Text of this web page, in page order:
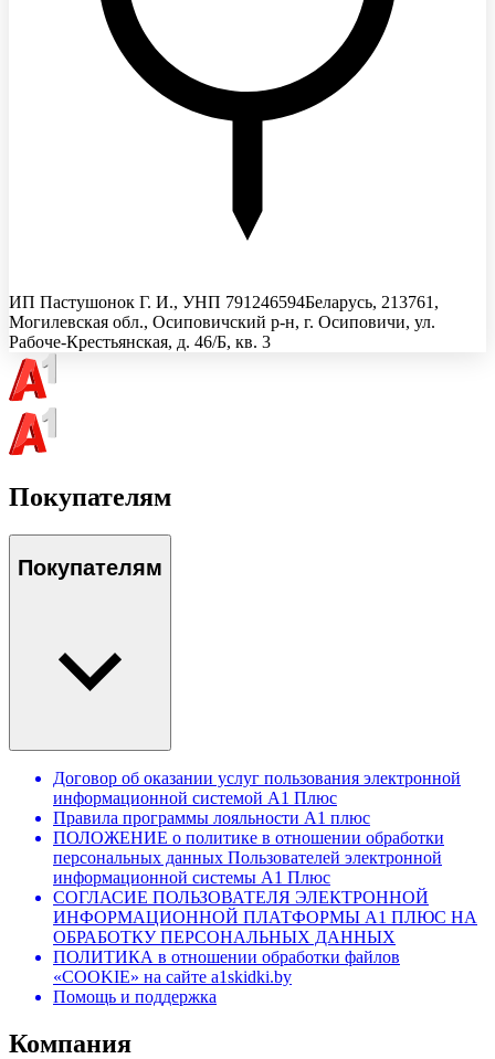
ИП Пастушонок Г. И., УНП 791246594Беларусь, 213761,
Могилевская обл., Осиповичский р-н, г. Осиповичи, ул.
Рабоче-Крестьянская, д. 46/Б, кв. 3
Покупателям
Покупателям
Договор об оказании услуг пользования электронной
информационной системой А1 Плюс
Правила программы лояльности А1 плюс
ПОЛОЖЕНИЕ о политике в отношении обработки
персональных данных Пользователей электронной
информационной системы А1 Плюс
СОГЛАСИЕ ПОЛЬЗОВАТЕЛЯ ЭЛЕКТРОННОЙ
ИНФОРМАЦИОННОЙ ПЛАТФОРМЫ А1 ПЛЮС НА
ОБРАБОТКУ ПЕРСОНАЛЬНЫХ ДАННЫХ
ПОЛИТИКА в отношении обработки файлов
«COOKIE» на сайте a1skidki.by
Помощь и поддержка
Компания